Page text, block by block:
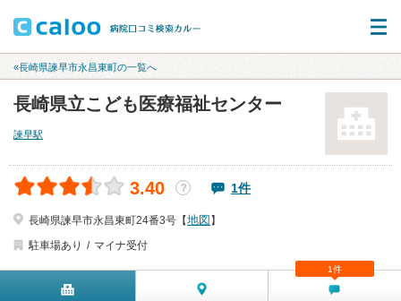
«長崎県諫早市永昌東町の一覧へ
長崎県立こども医療福祉センター
諫早駅
3.40 ？ 1件
長崎県諫早市永昌東町24番3号【地図 】
駐車場あり
マイナ受付
1件